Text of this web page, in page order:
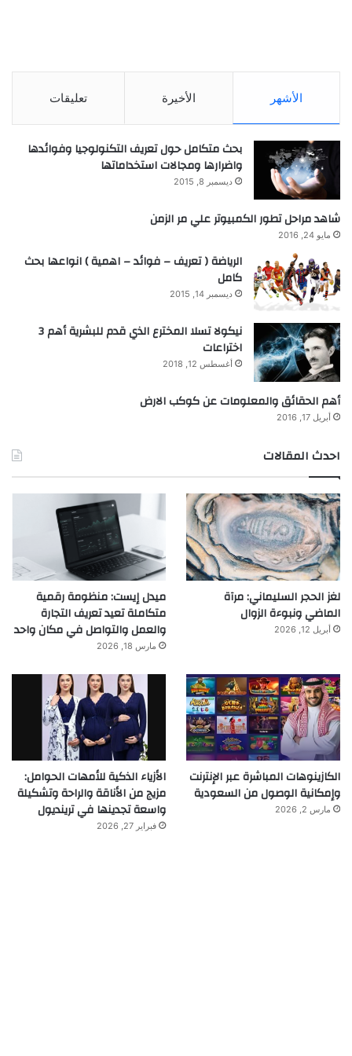
الأشهر الأخيرة تعليقات
بحث متكامل حول تعريف التكنولوجيا وفوائدها
واضرارها ومجالات استخداماتها
ديسمبر 8, 2015
شاهد مراحل تطور الكمبيوتر علي مر الزمن
مايو 24, 2016
الرياضة ( تعريف – فوائد – اهمية ) انواعها بحث
كامل
ديسمبر 14, 2015
نيكولا تسلا المخترع الذي قدم للبشرية أهم 3
اختراعات
أغسطس 12, 2018
أهم الحقائق والمعلومات عن كوكب الارض
أبريل 17, 2016
احدث المقالات
لغز الحجر السليماني: مرآة
الماضي ونبوءة الزوال
أبريل 12, 2026
ميدل إيست: منظومة رقمية
متكاملة تعيد تعريف التجارة
والعمل والتواصل في مكان واحد
مارس 18, 2026
الكازينوهات المباشرة عبر الإنترنت
وإمكانية الوصول من السعودية
مارس 2, 2026
الأزياء الذكية للأمهات الحوامل:
مزيج من الأناقة والراحة وتشكيلة
واسعة تجدينها في ترينديول
فبراير 27, 2026